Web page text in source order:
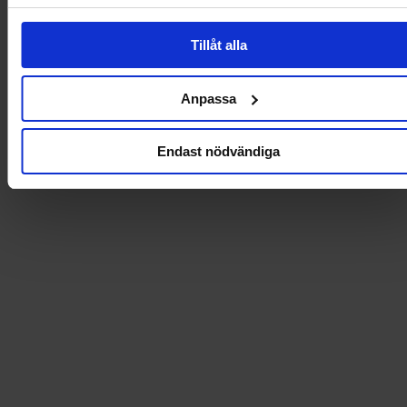
Tillåt alla
Anpassa
Endast nödvändiga
36